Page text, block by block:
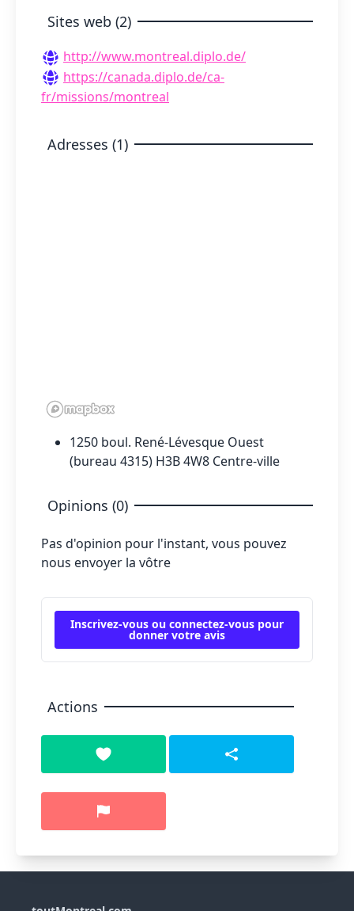
Sites web (2)
http://www.montreal.diplo.de/
https://canada.diplo.de/ca-
fr/missions/montreal
Adresses (1)
1250 boul. René-Lévesque Ouest
(bureau 4315) H3B 4W8 Centre-ville
Opinions (0)
Pas d'opinion pour l'instant, vous pouvez
nous envoyer la vôtre
Inscrivez-vous ou connectez-vous pour
donner votre avis
Actions